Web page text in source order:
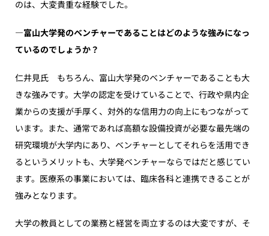
のは、大変貴重な経験でした。
―富山大学発のベンチャーであることはどのような強みになっ
ているのでしょうか？
仁井見氏 もちろん、富山大学発のベンチャーであることも大
きな強みです。大学の認定を受けていることで、行政や県内企
業からの支援が手厚く、対外的な信用力の向上にもつながって
います。また、通常であれば高額な設備投資が必要な最先端の
研究環境が大学内にあり、ベンチャーとしてそれらを活用でき
るというメリットも、大学発ベンチャーならではだと感じてい
ます。医療系の事業においては、臨床各科と連携できることが
強みとなります。
大学の教員としての業務と経営を両立するのは大変ですが、そ